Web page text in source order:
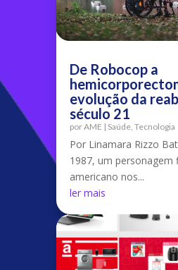
De Robocop a
evolução da
século 21
porAME | Saúde, Tecnologia
Por Linamara Rizzo
1987, um personagem
americano nos...
ler mais